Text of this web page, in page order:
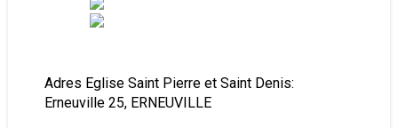
Adres Eglise Saint Pierre et Saint Denis:
Erneuville 25, ERNEUVILLE